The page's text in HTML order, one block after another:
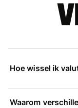
Hoe wissel ik
Waarom